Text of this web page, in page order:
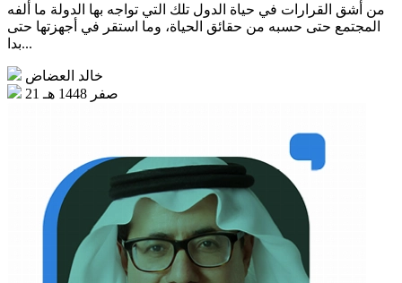
من أشق القرارات في حياة الدول تلك التي تواجه بها الدولة ما ألفه
المجتمع حتى حسبه من حقائق الحياة، وما استقر في أجهزتها حتى
بدا...
خالد العضاض
21 صفر 1448 هـ